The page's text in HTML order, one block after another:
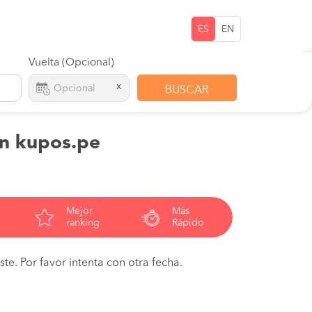
ES EN
Vuelta (Opcional)
x BUSCAR
kupos.pe
Mejor
ranking
Más
Rápido
Por favor intenta con otra fecha.